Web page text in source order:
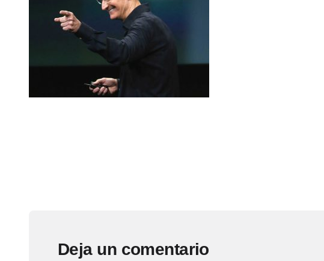
Deja un comentario